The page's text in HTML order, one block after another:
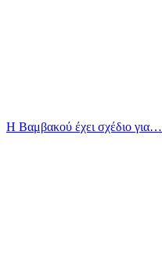
Η Βαμβακού έχει σχέδιο για…